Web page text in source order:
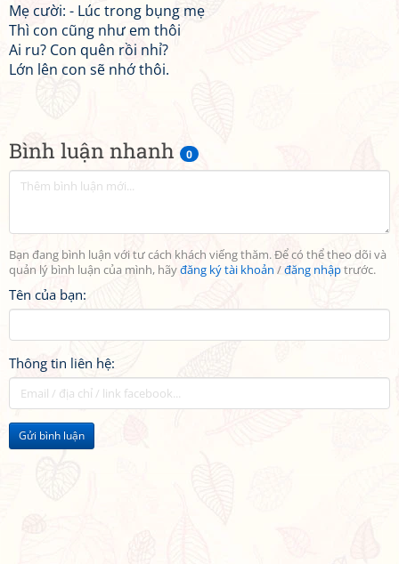
Bình luận nhanh 0
Bạn đang bình luận với tư cách khách viếng thăm. Để có thể theo dõi và
quản lý bình luận của mình, hãyđăng ký tài khoản /đăng nhậptrước.
Tên của bạn:
Thông tin liên hệ:
Gửi bình luận
Mẹ cười: - Lúc trong bụng mẹ
Thì con cũng như em thôi
Ai ru? Con quên rồi nhỉ?
Lớn lên con sẽ nhớ thôi.